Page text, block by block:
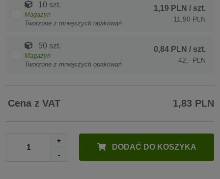
10 szt.
Magazyn
Tworzone z mniejszych opakowań
1,19 PLN / szt.
11,90 PLN
50 szt.
Magazyn
Tworzone z mniejszych opakowań
0,84 PLN / szt.
42,- PLN
Cena z VAT 1,83 PLN
+
-
DODAĆ DO KOSZYKA